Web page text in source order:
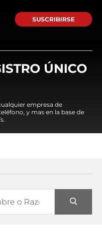
SUSCRIBIRSE
ÚNICO
empresa de
y mas en la base de